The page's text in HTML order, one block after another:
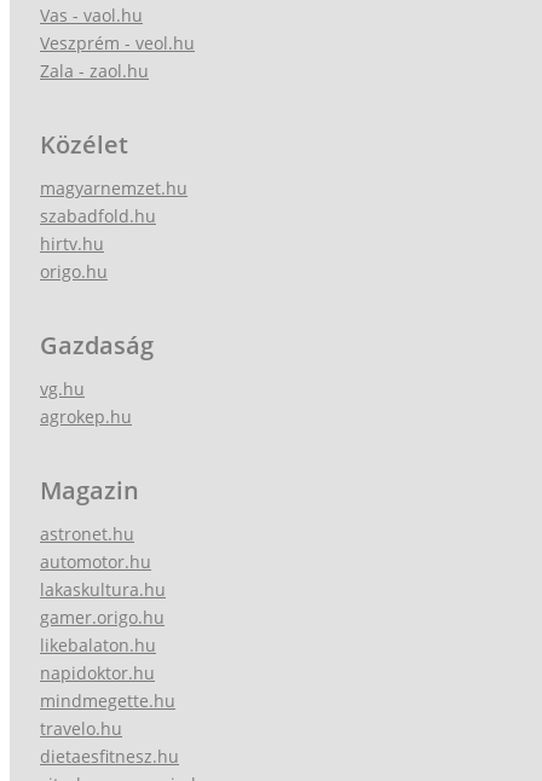
Vas - vaol.hu
Veszprém - veol.hu
Zala - zaol.hu
Közélet
magyarnemzet.hu
szabadfold.hu
hirtv.hu
origo.hu
Gazdaság
vg.hu
agrokep.hu
Magazin
astronet.hu
automotor.hu
lakaskultura.hu
gamer.origo.hu
likebalaton.hu
napidoktor.hu
mindmegette.hu
travelo.hu
dietaesfitnesz.hu